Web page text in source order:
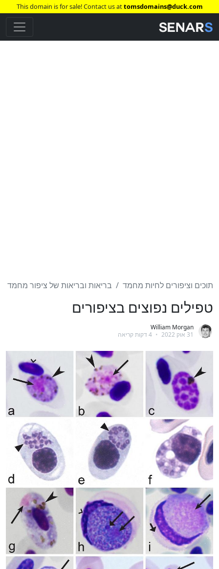
This domain is for sale! Contact us attomsdomains@duck.com
תוכים וציפורים לחיות מחמד בריאות ובריאות של ציפור מחמד
טפילים נפוצים בציפורים
William Morgan
31 אוק 2022
•